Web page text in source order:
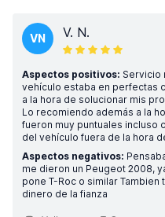
VN V. N.
Aspectos positivos: Servicio
vehículo estaba en perfectas
a la hora de solucionar mis
Lo recomiendo además a la
fueron muy puntuales incluso
del vehículo fuera de la hora
Aspectos negativos:
me dieron un Peugeot 2008,
pone T-Roc o similar
dinero de la fianza